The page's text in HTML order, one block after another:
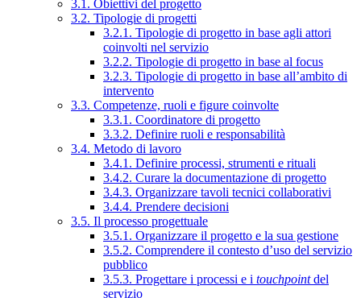
3.1. Obiettivi del progetto
3.2. Tipologie di progetti
3.2.1. Tipologie di progetto in base agli attori
coinvolti nel servizio
3.2.2. Tipologie di progetto in base al focus
3.2.3. Tipologie di progetto in base all’ambito di
intervento
3.3. Competenze, ruoli e figure coinvolte
3.3.1. Coordinatore di progetto
3.3.2. Definire ruoli e responsabilità
3.4. Metodo di lavoro
3.4.1. Definire processi, strumenti e rituali
3.4.2. Curare la documentazione di progetto
3.4.3. Organizzare tavoli tecnici collaborativi
3.4.4. Prendere decisioni
3.5. Il processo progettuale
3.5.1. Organizzare il progetto e la sua gestione
3.5.2. Comprendere il contesto d’uso del servizio
pubblico
3.5.3. Progettare i processi e i touchpointdel
servizio